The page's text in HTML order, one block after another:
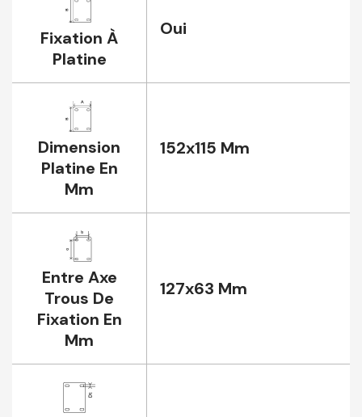
Fixation À
Platine
Oui
Dimension
Platine En
Mm
152x115 Mm
Entre Axe
Trous De
Fixation En
Mm
127x63 Mm